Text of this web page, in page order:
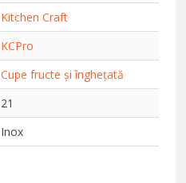
Kitchen Craft
KCPro
Cupe fructe și înghețată
21
Inox